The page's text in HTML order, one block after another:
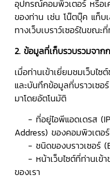
อุปกรณ์คอมพิวเตอร์ หรือเ
ของท่าน เช่น โน๊ตบุ๊ค แท็
ทางเว็บเบราว์เซอร์ในขณะ
2. ข้อมูลที่เก็บรวบรวมจาก
เมื่อท่านเข้าเยี่ยมชมเว็บไซ
และบันทึกข้อมูลที่บราวเซอ
มาโดยอัตโนมัติ
- ที่อยู่ไอพีแอดเดรส
Address) ของคอมพิวเตอ
- ชนิดของบราวเซอร์
- หน้าเว็บไซต์ที่ท่านเข้า
ของเรา